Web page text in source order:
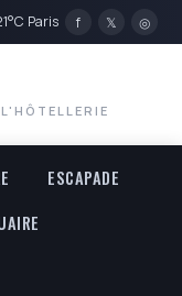
Paris f 𝕏 ◎
ESCAPADE